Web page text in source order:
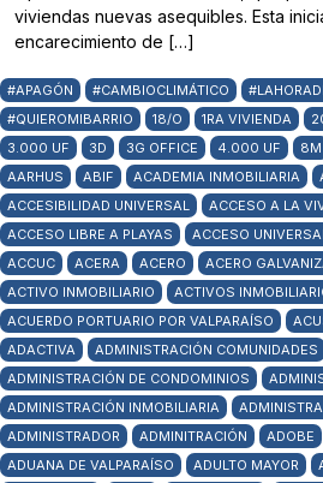
viviendas nuevas asequibles. Esta
encarecimiento de […]
#APAGÓN #CAMBIOCLIMÁTICO
#QUIEROMIBARRIO
18/O 1RA VIVIENDA
3.000 UF
3D 3G OFFICE 4.000 UF 8M
AARHUS
ABIF ACADEMIA INMOBILIARIA
ACCESIBILIDAD UNIVERSAL
ACCESO A LA
ACCESO LIBRE A PLAYAS
ACCESO
ACCUC
ACERA ACERO ACERO
ACTIVO INMOBILIARIO
ACTIVOS
ACUERDO PORTUARIO POR VALPARAÍSO
ADACTIVA
ADMINISTRACIÓN COMUNIDADES
ADMINISTRACIÓN DE CONDOMINIOS
ADMINISTRACIÓN INMOBILIARIA
ADMINISTRADOR
ADMINITRACIÓN ADOBE
ADUANA DE VALPARAÍSO
ADULTO MAYOR